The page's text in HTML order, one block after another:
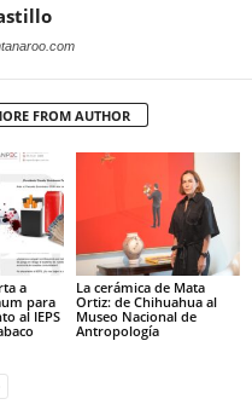
FROM AUTHOR
a
para
al IEPS
La cerámica de Mata
Ortiz: de Chihuahua al
Museo Nacional de
Antropología